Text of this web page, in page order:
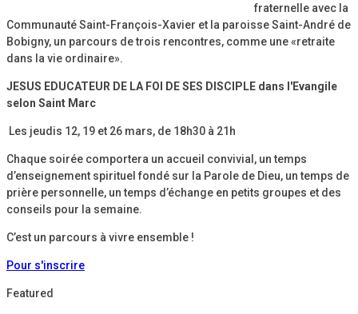
fraternelle avec la
Communauté Saint-François-Xavier et la paroisse Saint-André de
Bobigny, un parcours de trois rencontres, comme une «retraite
dans la vie ordinaire».
JESUS EDUCATEUR DE LA FOI DE SES DISCIPLE dans l'Evangile
selon Saint Marc
Les jeudis 12, 19 et 26 mars, de 18h30 à 21h
Chaque soirée comportera un accueil convivial, un temps
d’enseignement spirituel fondé sur la Parole de Dieu, un temps de
prière personnelle, un temps d’échange en petits groupes et des
conseils pour la semaine.
C’est un parcours à vivre ensemble !
Pour s'inscrire
Featured